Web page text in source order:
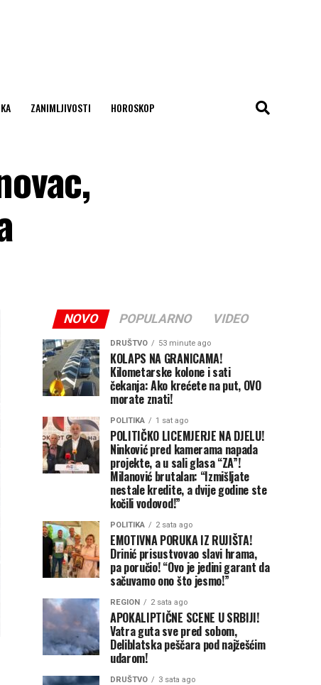
ZANIMLJIVOSTI HOROSKOP
NOVO POPULARNO VIDEO
DRUŠTVO 53 minute ago
KOLAPS NA GRANICAMA!
Kilometarske kolone i sati
čekanja: Ako krećete na put, OVO
morate znati!
POLITIKA 1 sat ago
POLITIČKO LICEMJERJE NA DJELU!
Ninković pred kamerama napada
projekte, a u sali glasa “ZA”!
Milanović brutalan: “Izmišljate
nestale kredite, a dvije godine ste
kočili vodovod!”
POLITIKA 2 sata ago
EMOTIVNA PORUKA IZ RUJIŠTA!
Drinić prisustvovao slavi hrama,
pa poručio! “Ovo je jedini garant da
sačuvamo ono što jesmo!”
REGION 2 sata ago
APOKALIPTIČNE SCENE U SRBIJI!
Vatra guta sve pred sobom,
Deliblatska peščara pod najžešćim
udarom!
DRUŠTVO 3 sata ago